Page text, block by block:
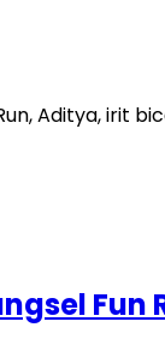
Aditya,